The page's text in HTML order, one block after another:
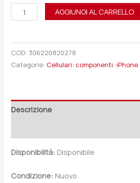
AGGIUNGI AL CARRELLO
COD: 306220820278
Categorie: Cellulari: componenti,iPhone
Descrizione
Disponibilità: Disponibile
Condizione: Nuovo